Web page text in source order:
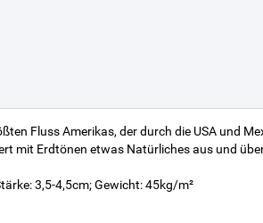
Fluss Amerikas, der durch die USA und
mit Erdtönen etwas Natürliches aus und
3,5-4,5cm; Gewicht: 45kg/m²